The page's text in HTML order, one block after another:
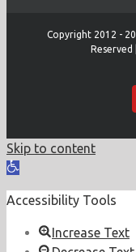
Copyright 2012 -
Reserved
Skip to content
Open
Accessibility Tools
Increase Text